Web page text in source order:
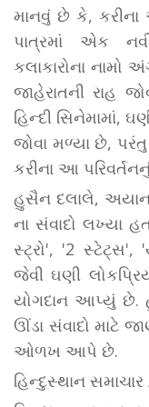
માનવું છે કે,
પાત્રમાં એક
કલાકારોના
જાહેરાતની રાહ
હિન્દી સિનેમામાં,
જોવા મળ્યા છે,
કરીના આ
હુસૈન દલાલે, અયાન
ના સંવાદો લખ્યા
સ્ટ્રો', '2
જેવી ઘણી
યોગદાન આપ્યું
ઊંડા સંવાદો માટે
ઓળખ આપે છે.
હિન્દુસ્થાન